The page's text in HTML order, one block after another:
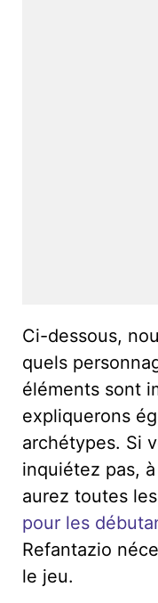
Ci-dessous,
quels
éléments sont
expliquerons
archétypes. Si
inquiétez pas,
aurez toutes
pour les
Refantazio
le jeu.